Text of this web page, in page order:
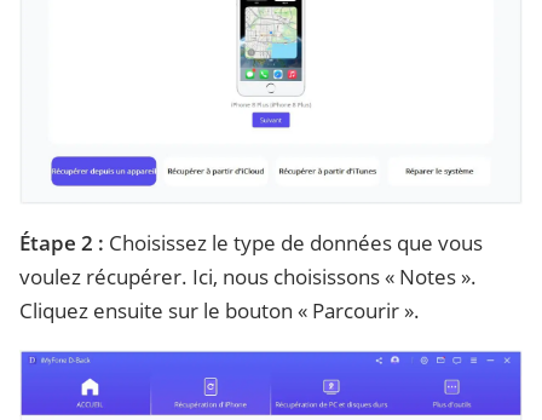
Étape 2 : Choisissez le type de données que vous
voulez récupérer. Ici, nous choisissons « Notes ».
Cliquez ensuite sur le bouton « Parcourir ».